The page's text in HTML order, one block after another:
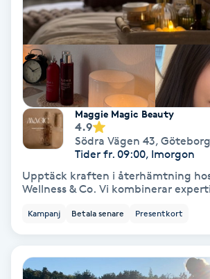
Vårtor
Yin Yoga
Yoga
Zonterapi
Maggie Magic Beauty
4.9
Södra Vägen 43, Göteborg
Tider fr. 09:00, Imorgon
Upptäck kraften i återhämtning
Wellness & Co. Vi kombinerar
Kampanj Betala senare Presentkort